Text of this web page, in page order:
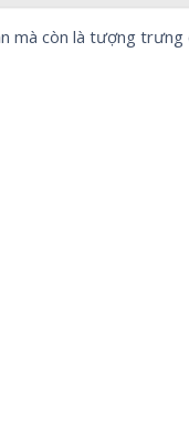
mà còn là tượng trưng